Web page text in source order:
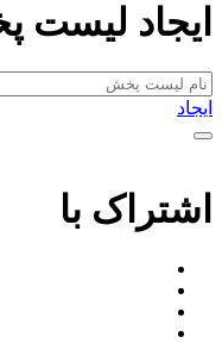
ایجاد لیست
ایجاد
اشتراک با